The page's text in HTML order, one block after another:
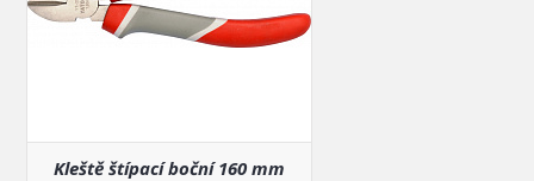
Kleště štípací boční 160 mm